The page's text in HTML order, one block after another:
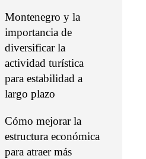
Montenegro y la
importancia de
diversificar la
actividad turística
para estabilidad a
largo plazo
Cómo mejorar la
estructura económica
para atraer más